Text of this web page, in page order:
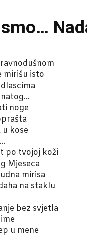
mirišu isto
noge
kose
po tvojoj koži
Mjeseca
mirisa
na staklu
bez svjetla
u mene